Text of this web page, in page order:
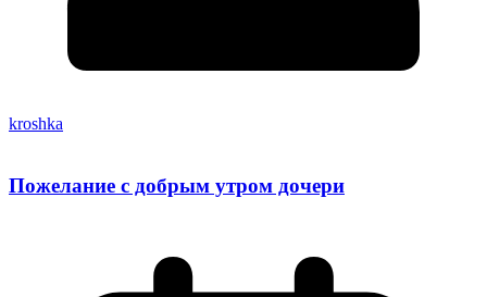
kroshka
Пожелание с добрым утром дочери